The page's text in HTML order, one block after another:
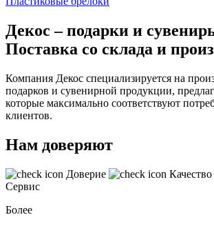
Декос – подарки и
Поставка со склада и
Компания Декос специализируется на
подарков и сувенирной продукции,
которые максимально соответствуют
клиентов.
Нам доверяют
Доверие
Качество
Сервис
Более